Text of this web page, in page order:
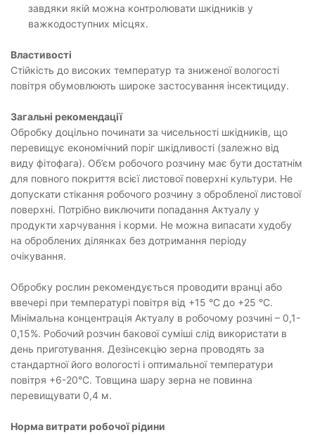
завдяки якій можна контролювати шкідників у
важкодоступних місцях.
Властивості
Стійкість до високих температур та зниженої вологості
повітря обумовлюють широке застосування інсектициду.
Загальні рекомендації
Обробку доцільно починати за чисельності шкідників, що
перевищує економічний поріг шкідливості (залежно від
виду фітофага). Об’єм робочого розчину має бути достатнім
для повного покриття всієї листової поверхні культури. Не
допускати стікання робочого розчину з обробленої листової
поверхні. Потрібно виключити попадання Актуалу у
продукти харчування і корми. Не можна випасати худобу
на оброблених ділянках без дотримання періоду
очікування.
Обробку рослин рекомендується проводити вранці або
ввечері при температурі повітря від +15 °C до +25 °C.
Мінімальна концентрація Актуалу в робочому розчині – 0,1-
0,15%. Робочий розчин бакової суміші слід використати в
день приготування. Дезінсекцію зерна проводять за
стандартної його вологості і оптимальної температури
повітря +6-20°C. Товщина шару зерна не повинна
перевищувати 0,4 м.
Норма витрати робочої рідини